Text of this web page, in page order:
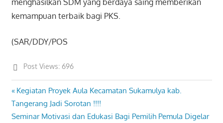
menghasilkan SDM yang berdaya saing memberikan
kemampuan terbaik bagi PKS.
(SAR/DDY/POS
Post Views: 696
Post
navigation
Previous
Post:
Kegiatan Proyek Aula Kecamatan Sukamulya kab.
Tangerang Jadi Sorotan !!!!
Next
Seminar Motivasi dan Edukasi Bagi Pemilih Pemula Digelar